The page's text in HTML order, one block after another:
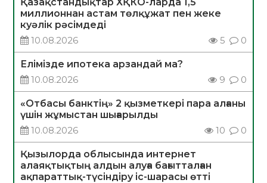
миллионнан астам төлқұжат пен жеке
куәлік рәсімдеді
10.08.2026
5 0
Елімізде ипотека арзандай ма?
10.08.2026
9 0
«Отбасы банктің» 2 қызметкері пара алғаны
үшін жұмыстан шығарылды
10.08.2026
10 0
Қызылорда облысында интернет
алаяқтықтың алдын алуға бағытталған
ақпараттық-түсіндіру іс-шарасы өтті